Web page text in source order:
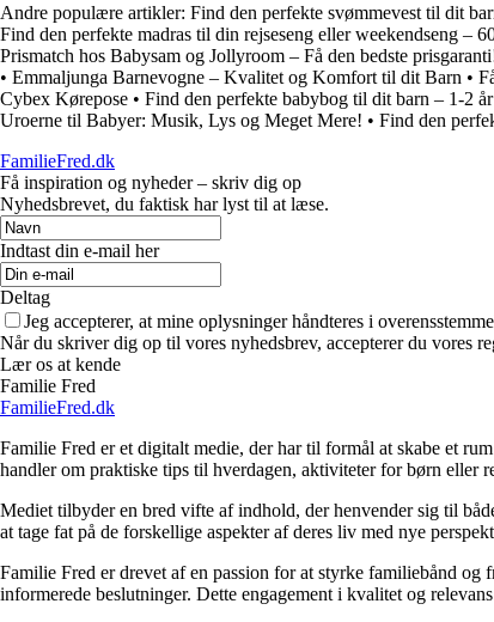
Andre populære artikler: Find den perfekte svømmevest til dit
Find den perfekte madras til din rejseseng eller weekendseng –
Prismatch hos Babysam og Jollyroom – Få den bedste
• Emmaljunga Barnevogne – Kvalitet og Komfort til dit Barn •
Cybex Kørepose • Find den perfekte babybog til dit barn – 1-2 år
Uroerne til Babyer: Musik, Lys og Meget Mere! • Find den
FamilieFred.dk
Få inspiration og nyheder – skriv dig op
Nyhedsbrevet, du faktisk har lyst til at læse.
Indtast din e-mail her
Deltag
Jeg accepterer, at mine oplysninger håndteres i
Når du skriver dig op til vores nyhedsbrev, accepterer du vores
Lær os at kende
Familie Fred
FamilieFred.dk
Familie Fred er et digitalt medie, der har til formål at skabe et
handler om praktiske tips til hverdagen, aktiviteter for børn eller
Mediet tilbyder en bred vifte af indhold, der henvender sig til
at tage fat på de forskellige aspekter af deres liv med nye
Familie Fred er drevet af en passion for at styrke familiebånd
informerede beslutninger. Dette engagement i kvalitet og